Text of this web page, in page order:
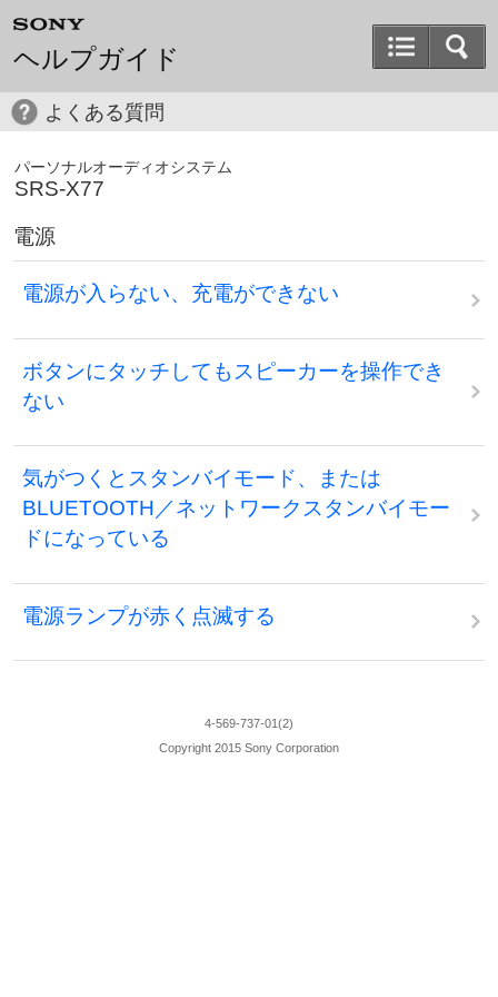
ヘルプガイド
よくある質問
パーソナルオーディオシステム
SRS-X77
電源
電源が入らない、充電ができない
ボタンにタッチしてもスピーカーを操作でき
ない
気がつくとスタンバイモード、または
BLUETOOTH／ネットワークスタンバイモー
ドになっている
電源ランプが赤く点滅する
4-569-737-01(2)
Copyright 2015 Sony Corporation